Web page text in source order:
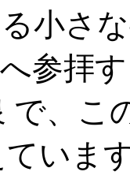
小さ
参拝
で、こ
いま